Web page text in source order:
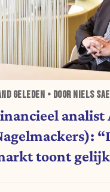
GELEDEN • DOOR NIELS
analist
toont